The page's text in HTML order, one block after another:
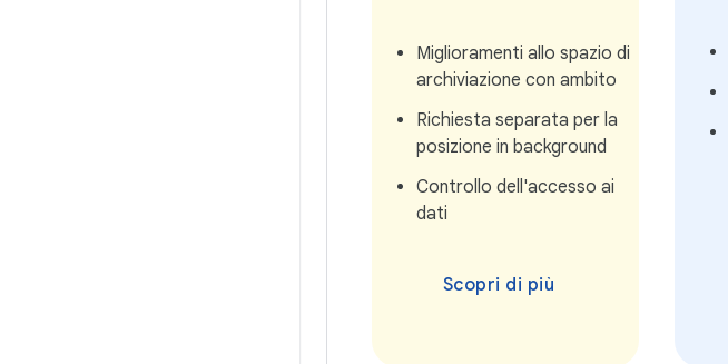
Miglioramenti allo spazio di
archiviazione con ambito
Richiesta separata per la
posizione in background
Controllo dell'accesso ai
dati
Scopri di più